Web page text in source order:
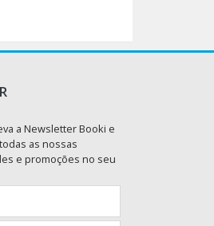
a Newsletter Booki e
as nossas
e promoções no seu